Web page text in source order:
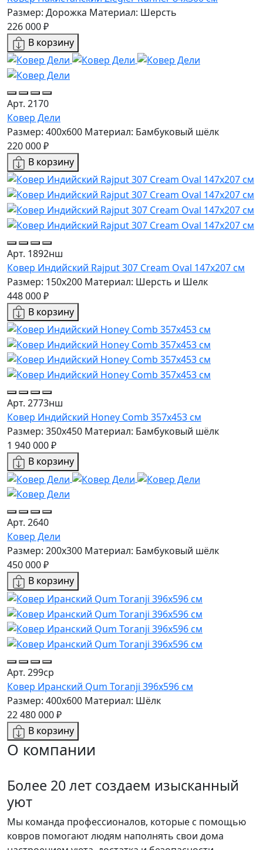
Размер: Дорожка Материал: Шерсть
226 000 ₽
В корзину
Арт. 2170
Ковер Дели
Размер: 400x600 Материал: Бамбуковый шёлк
220 000 ₽
В корзину
Арт. 1892нш
Ковер Индийский Rajput 307 Cream Oval 147x207 см
Размер: 150x200 Материал: Шерсть и Шелк
448 000 ₽
В корзину
Арт. 2773нш
Ковер Индийский Honey Comb 357x453 см
Размер: 350x450 Материал: Бамбуковый шёлк
1 940 000 ₽
В корзину
Арт. 2640
Ковер Дели
Размер: 200x300 Материал: Бамбуковый шёлк
450 000 ₽
В корзину
Арт. 299ср
Ковер Иранский Qum Toranji 396x596 см
Размер: 400x600 Материал: Шёлк
22 480 000 ₽
В корзину
О компании
Более 20 лет создаем изысканный
уют
Мы команда профессионалов, которые с помощью
ковров помогают людям наполнять свои дома